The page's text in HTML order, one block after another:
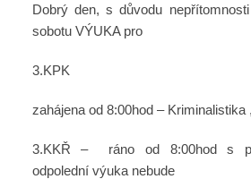
Dobrý den, s důvodu
sobotu VÝUKA pro
3.KPK
zahájena od 8:00hod – Kriminalistika
3.KKŘ – ráno od 8:00hod s
odpolední výuka nebude